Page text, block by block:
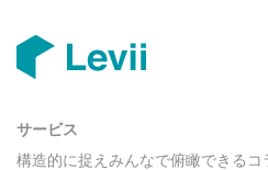
サービス
構造的に捉えみんなで俯瞰できる